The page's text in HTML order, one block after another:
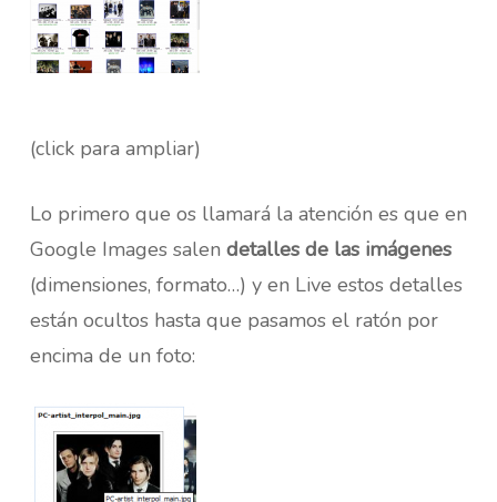
(click para ampliar)
Lo primero que os llamará la atención es que en
Google Images salen detalles de las imágenes
(dimensiones, formato…) y en Live estos detalles
están ocultos hasta que pasamos el ratón por
encima de un foto: